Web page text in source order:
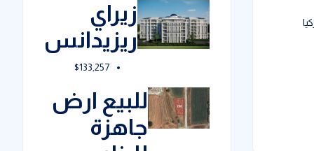
زيراي
ريزيدانس
$133,257
للبيع ارض
جاهزة